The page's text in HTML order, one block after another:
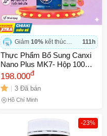
Giảm 10% kết thúc
trong
111h
Thực Phẩm Bổ Sung Canxi
Nano Plus MK7- Hộp 100
Viên Dùng Được Từ 4 Tuổi
Trở Lên
198.000đ
3 Đã bán
Hồ Chí Minh
-23%